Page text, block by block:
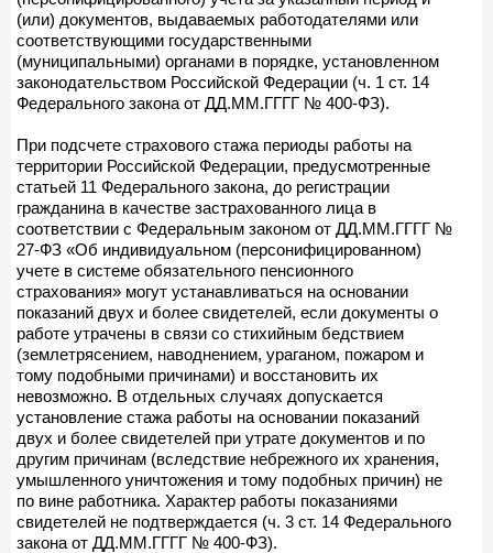
(или) документов, выдаваемых работодателями или
соответствующими государственными
(муниципальными) органами в порядке, установленном
законодательством Российской Федерации (ч. 1 ст. 14
Федерального закона от ДД.ММ.ГГГГ № 400-ФЗ).
При подсчете страхового стажа периоды работы на
территории Российской Федерации, предусмотренные
статьей 11 Федерального закона, до регистрации
гражданина в качестве застрахованного лица в
соответствии с Федеральным законом от ДД.ММ.ГГГГ №
27-ФЗ «Об индивидуальном (персонифицированном)
учете в системе обязательного пенсионного
страхования» могут устанавливаться на основании
показаний двух и более свидетелей, если документы о
работе утрачены в связи со стихийным бедствием
(землетрясением, наводнением, ураганом, пожаром и
тому подобными причинами) и восстановить их
невозможно. В отдельных случаях допускается
установление стажа работы на основании показаний
двух и более свидетелей при утрате документов и по
другим причинам (вследствие небрежного их хранения,
умышленного уничтожения и тому подобных причин) не
по вине работника. Характер работы показаниями
свидетелей не подтверждается (ч. 3 ст. 14 Федерального
закона от ДД.ММ.ГГГГ № 400-ФЗ).